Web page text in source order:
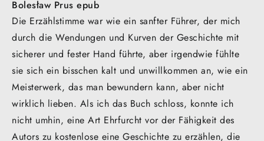
Bolesław Prus epub
Die Erzählstimme war wie ein sanfter Führer, der mich
durch die Wendungen und Kurven der Geschichte mit
sicherer und fester Hand führte, aber irgendwie fühlte
sie sich ein bisschen kalt und unwillkommen an, wie ein
Meisterwerk, das man bewundern kann, aber nicht
wirklich lieben. Als ich das Buch schloss, konnte ich
nicht umhin, eine Art Ehrfurcht vor der Fähigkeit des
Autors zu kostenlose eine Geschichte zu erzählen, die